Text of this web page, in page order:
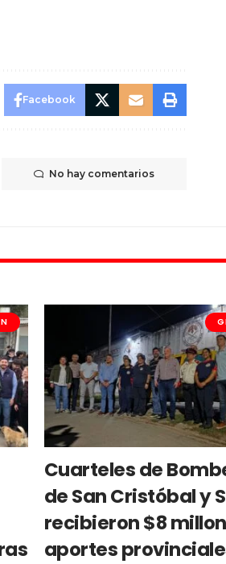
Facebook
No hay comentarios
Cuarteles de
de San Cristóbal y
recibieron $8
aportes